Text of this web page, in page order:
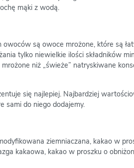
mąki z wodą.
są owoce mrożone, które są
tylko niewielkie ilości składników
niż „świeże” natryskiwane
się najlepiej. Najbardziej
sami do niego dodajemy.
ziemniaczana, kakao w
kakaowa, kakao w proszku o